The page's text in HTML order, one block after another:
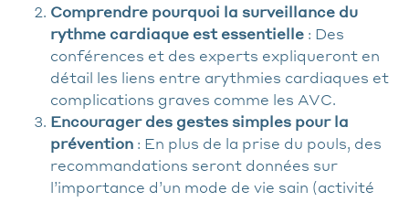
Comprendre pourquoi la surveillance du
rythme cardiaque est essentielle : Des
conférences et des experts expliqueront en
détail les liens entre arythmies cardiaques et
complications graves comme les AVC.
Encourager des gestes simples pour la
prévention : En plus de la prise du pouls, des
recommandations seront données sur
l’importance d’un mode de vie sain (activité